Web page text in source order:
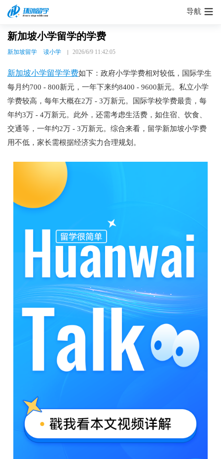
导航
新加坡小学留学的学费
新加坡留学 读小学 2026/6/9 11:42:05
新加坡小学留学学费如下：政府小学学费相对较低，国际学生
每月约700 - 800新元，一年下来约8400 - 9600新元。私立小学
学费较高，每年大概在2万 - 3万新元。国际学校学费最贵，每
年约3万 - 4万新元。此外，还需考虑生活费，如住宿、饮食、
交通等，一年约2万 - 3万新元。综合来看，留学新加坡小学费
用不低，家长需根据经济实力合理规划。